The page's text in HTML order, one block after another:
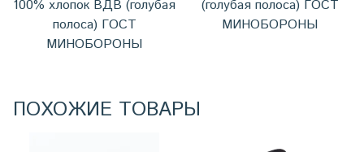
100% хлопок ВДВ (голубая
полоса) ГОСТ
МИНОБОРОНЫ
(голубая полоса) ГОСТ
МИНОБОРОНЫ
ПОХОЖИЕ ТОВАРЫ